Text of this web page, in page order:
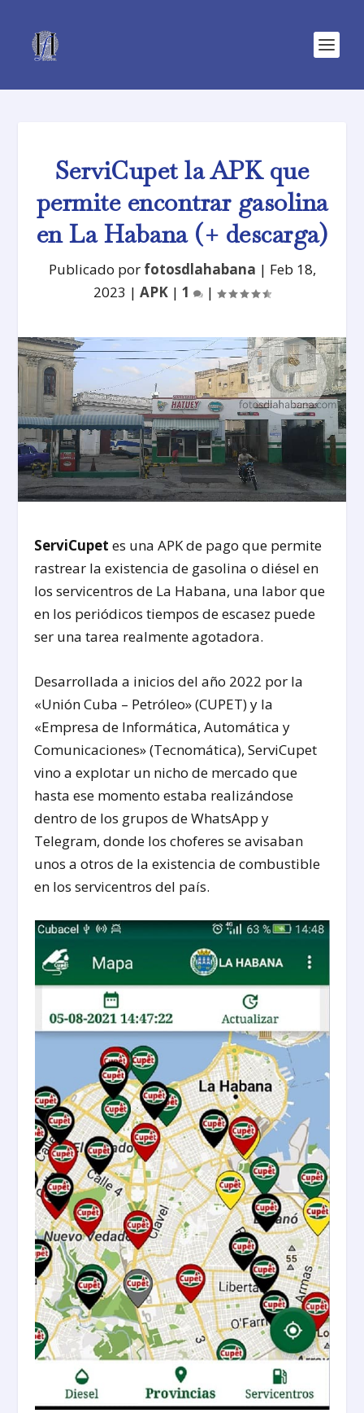
ServiCupet la APK que
permite encontrar gasolina
en La Habana (+ descarga)
Publicado por fotosdlahabana | Feb 18,
2023 | APK | 1 |
ServiCupet es una APK de pago que permite
rastrear la existencia de gasolina o diésel en
los servicentros de La Habana, una labor que
en los periódicos tiempos de escasez puede
ser una tarea realmente agotadora.
Desarrollada a inicios del año 2022 por la
«Unión Cuba – Petróleo» (CUPET) y la
«Empresa de Informática, Automática y
Comunicaciones» (Tecnomática), ServiCupet
vino a explotar un nicho de mercado que
hasta ese momento estaba realizándose
dentro de los grupos de WhatsApp y
Telegram, donde los choferes se avisaban
unos a otros de la existencia de combustible
en los servicentros del país.